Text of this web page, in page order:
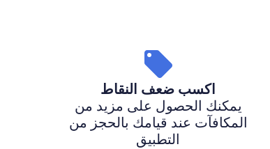
اكسب ضعف النقاط
يمكنك الحصول على مزيد من
المكافآت عند قيامك بالحجز من
التطبيق